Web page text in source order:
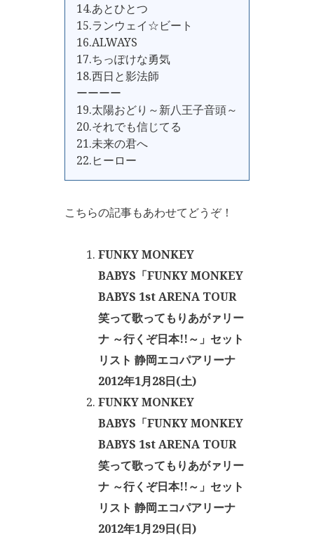
14.あとひとつ
15.ランウェイ☆ビート
16.ALWAYS
17.ちっぽけな勇気
18.西日と影法師
ーーーー
19.太陽おどり～新八王子音頭～
20.それでも信じてる
21.未来の君へ
22.ヒーロー
こちらの記事もあわせてどうぞ！
FUNKY MONKEY
BABYS「FUNKY MONKEY
BABYS 1st ARENA TOUR
笑って歌ってもりあがァリー
ナ ～行くぞ日本!!～」セット
リスト 静岡エコパアリーナ
2012年1月28日(土)
FUNKY MONKEY
BABYS「FUNKY MONKEY
BABYS 1st ARENA TOUR
笑って歌ってもりあがァリー
ナ ～行くぞ日本!!～」セット
リスト 静岡エコパアリーナ
2012年1月29日(日)